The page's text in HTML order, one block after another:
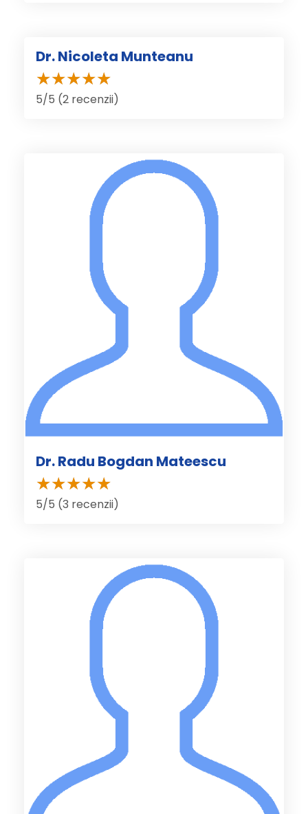
Dr. Nicoleta Munteanu
5/5 (2 recenzii)
Dr. Radu Bogdan Mateescu
5/5 (3 recenzii)